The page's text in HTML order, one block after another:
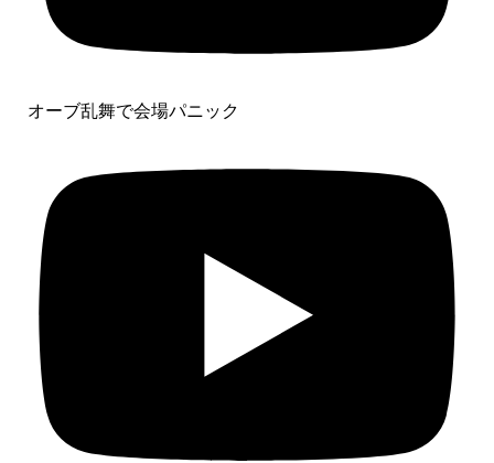
オーブ乱舞で会場パニック